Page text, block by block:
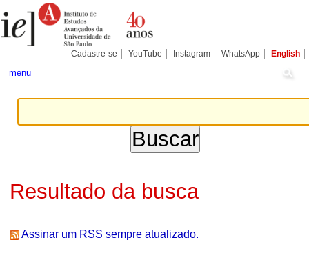
para
conteúdo.
Pessoais
Cadastre-se YouTube Instagram WhatsApp English
menu
Resultado da busca
Assinar um RSS sempre atualizado.